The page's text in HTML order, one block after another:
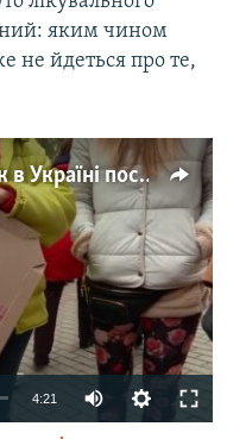
яким чином
не йдеться про те,
Карантин вихідного дня: як в Україні посилювали боротьбу із COVID-19 і хто виступив проти (відео)
available
4:21